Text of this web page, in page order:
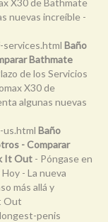
X30 de Bathmate
nuevas increíble -
Baño
Bathmate
de los Servicios
X30 de
algunas nuevas
Baño
- Comparar
It Out - Póngase en
- La nueva
más allá y
Out
penis